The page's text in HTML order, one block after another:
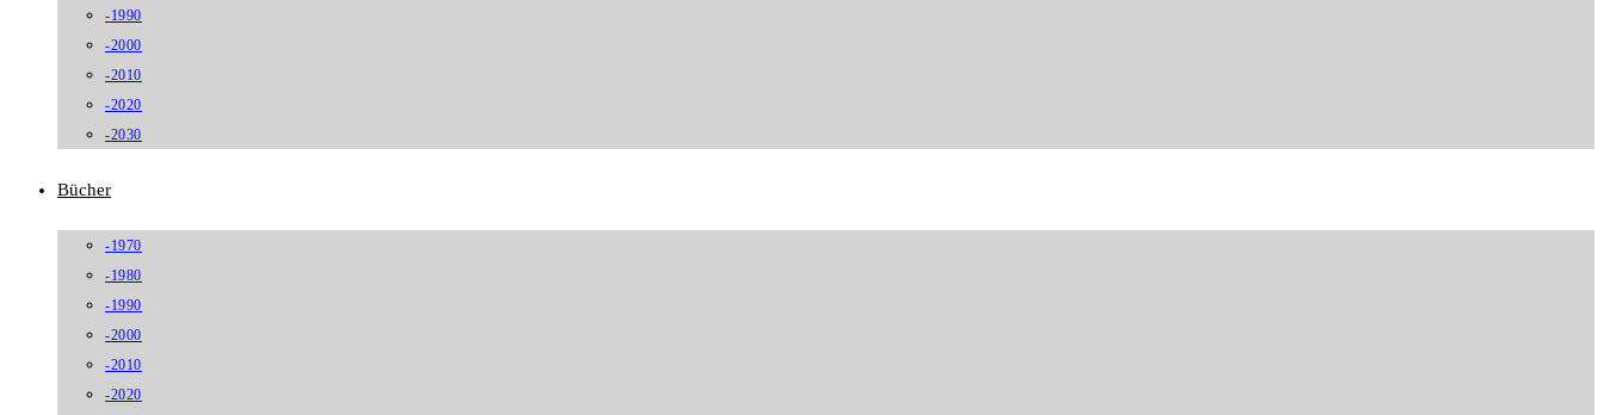
-1990
-2000
-2010
-2020
-2030
Bücher
-1970
-1980
-1990
-2000
-2010
-2020